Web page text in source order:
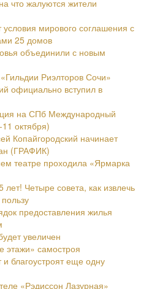
что жалуются жители
мирового соглашения с
25 домов
объединили с новым
Риэлторов Сочи»
официально вступил в
на СПб Международный
октября)
Копайгородский начинает
(ГРАФИК)
театре проходила «Ярмарка
Четыре совета, как извлечь
предоставления жилья
увеличен
этажи» самостроя
благоустроят еще одну
«Рэдиссон Лазурная»